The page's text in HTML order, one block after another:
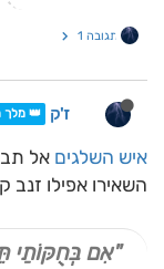
תגובה 1
ז'ק 👑 מלך
איש השלגים אל
השאירו אפילו זנב
"אִם בְּחֻקּוֹתַי